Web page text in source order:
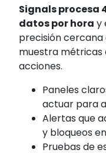
Signals procesa
datos por hora y
precisión cercana
muestra métricas
acciones.
Paneles
actuar para
Alertas que
y bloqueos
Pruebas de